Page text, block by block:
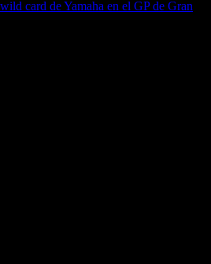
card de Yamaha en el GP de Gran